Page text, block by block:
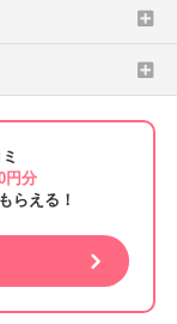
円分
らえる！